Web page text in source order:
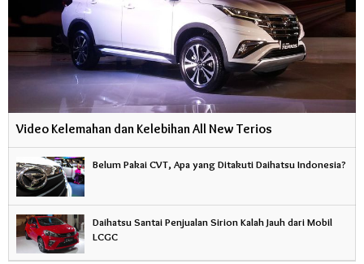
Video Kelemahan dan Kelebihan All New Terios
Belum Pakai CVT, Apa yang Ditakuti Daihatsu Indonesia?
Daihatsu Santai Penjualan Sirion Kalah Jauh dari Mobil
LCGC